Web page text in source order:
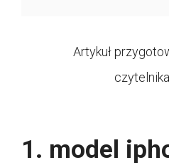
Artykuł
1. model